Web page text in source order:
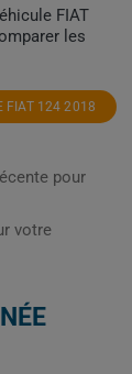
FIAT
les
FIAT 124 2018
pour
votre